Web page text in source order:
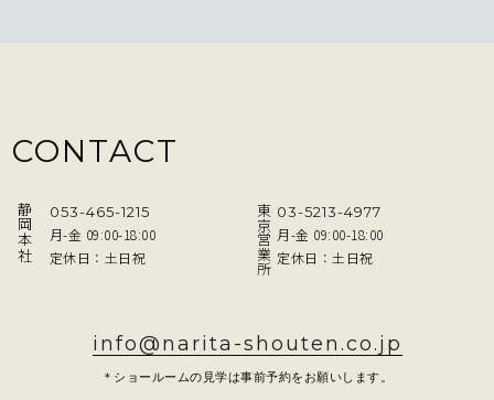
CONTACT
静岡本社 053-465-1215
月-金 09:00-18:00
定休日：土日祝
東京営業所 03-5213-4977
月-金 09:00-18:00
定休日：土日祝
info@narita-shouten.co.jp
＊ショールームの見学は事前予約をお願いします。